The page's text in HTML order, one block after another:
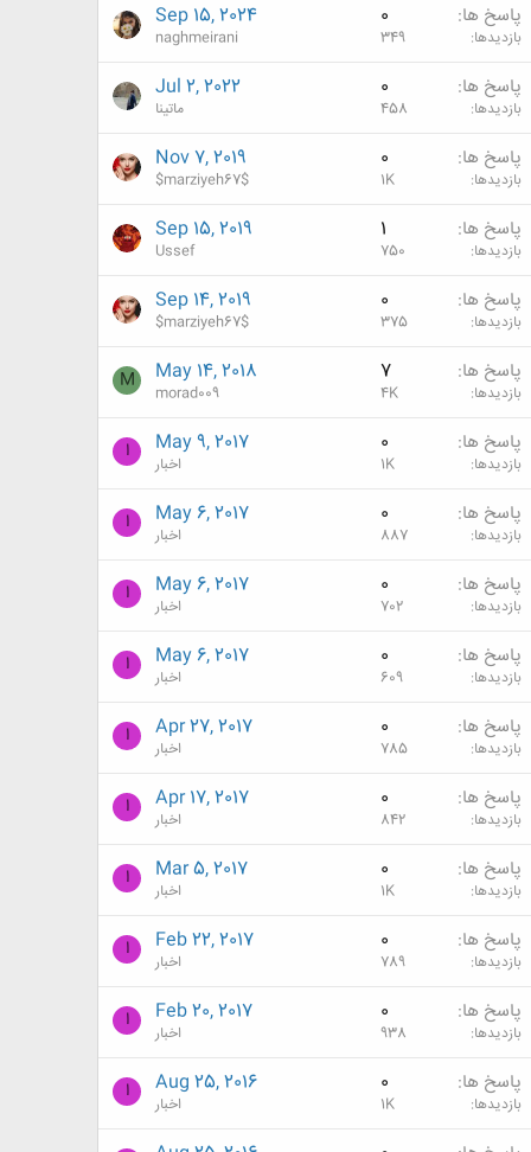
پاسخ ها 0
بازدیدها 349
Sep 15, 2024
naghmeirani
پاسخ ها 0
بازدیدها 458
Jul 2, 2022
ماتینا
پاسخ ها 0
بازدیدها 1K
Nov 7, 2019
$marziyeh67$
پاسخ ها 1
بازدیدها 750
Sep 15, 2019
Ussef
پاسخ ها 0
بازدیدها 375
Sep 14, 2019
$marziyeh67$
پاسخ ها 7
بازدیدها 4K
May 14, 2018
morad009
M
پاسخ ها 0
بازدیدها 1K
May 9, 2017
اخبار ا
پاسخ ها 0
بازدیدها 887
May 6, 2017
اخبار ا
پاسخ ها 0
بازدیدها 702
May 6, 2017
اخبار ا
پاسخ ها 0
بازدیدها 609
May 6, 2017
اخبار ا
پاسخ ها 0
بازدیدها 785
Apr 27, 2017
اخبار ا
پاسخ ها 0
بازدیدها 842
Apr 17, 2017
اخبار ا
پاسخ ها 0
بازدیدها 1K
Mar 5, 2017
اخبار ا
پاسخ ها 0
بازدیدها 789
Feb 22, 2017
اخبار ا
پاسخ ها 0
بازدیدها 938
Feb 20, 2017
اخبار ا
پاسخ ها 0
بازدیدها 1K
Aug 25, 2016
اخبار ا